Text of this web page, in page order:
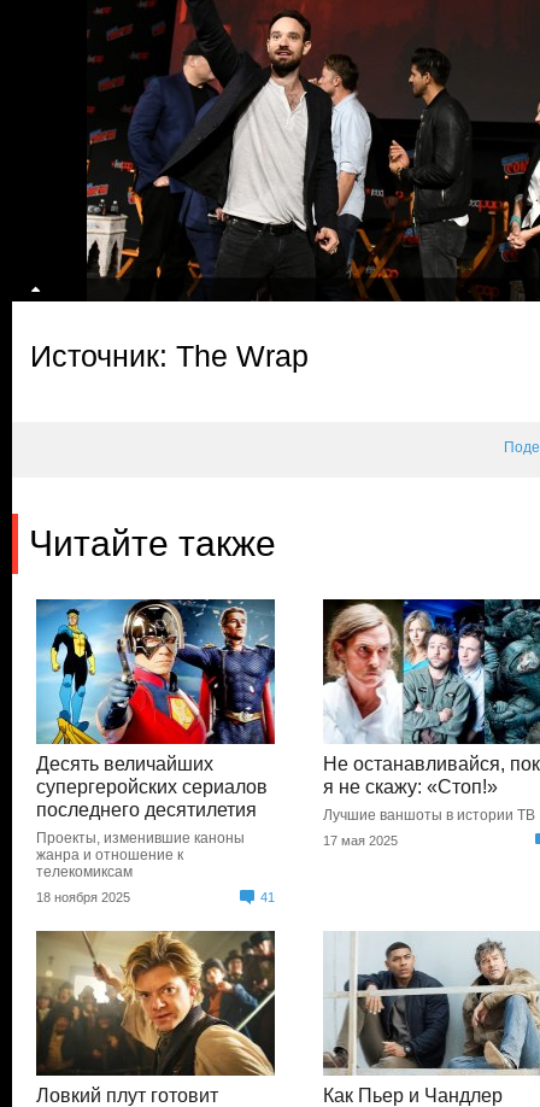
Источник: The Wrap
Читайте также
Десять величайших
супергеройских сериалов
последнего десятилетия
Проекты, изменившие каноны
жанра и отношение к
телекомиксам
18 ноября 2025 41
Не останавливайся,
я не скажу: «Стоп!»
Лучшие ваншоты в истории ТВ
17 мая 2025
Ловкий плут готовит
Как Пьер и Чандлер